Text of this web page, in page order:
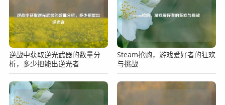
逆战中获取逆光武器的数量分
析，多少把能出逆光者
Steam抢购，游戏爱好者的狂欢
与挑战